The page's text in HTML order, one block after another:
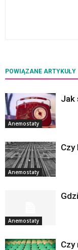
POWIĄZANE ARTYKUŁY
Anemostaty
Jak
Anemostaty
Anemostaty